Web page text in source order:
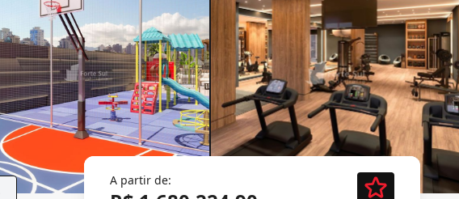
A partir de: